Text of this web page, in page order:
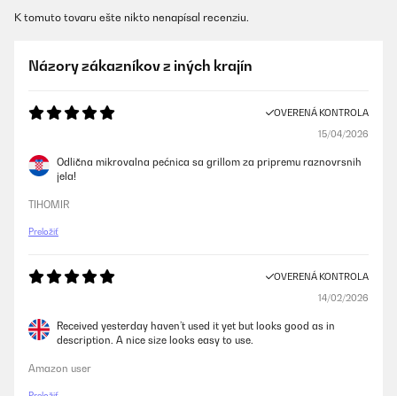
K tomuto tovaru ešte nikto nenapísal recenziu.
Názory zákazníkov z iných krajín
OVERENÁ KONTROLA
15/04/2026
Odlična mikrovalna pećnica sa grillom za pripremu raznovrsnih
jela!
TIHOMIR
Preložiť
OVERENÁ KONTROLA
14/02/2026
Received yesterday haven’t used it yet but looks good as in
description. A nice size looks easy to use.
Amazon user